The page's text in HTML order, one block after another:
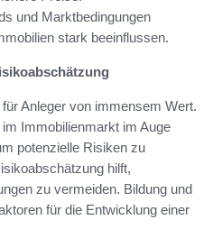
und Marktbedingungen
stark beeinflussen.
für Anleger von immensem Wert.
Immobilienmarkt im Auge
potenzielle Risiken zu
hilft,
zu vermeiden. Bildung und
für die Entwicklung einer